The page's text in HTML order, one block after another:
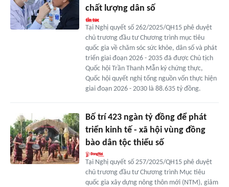
chất lượng dân số
Tại Nghị quyết số 262/2025/QH15 phê duyệt
chủ trương đầu tư Chương trình mục tiêu
quốc gia về chăm sóc sức khỏe, dân số và phát
triển giai đoạn 2026 - 2035 đã được Chủ tịch
Quốc hội Trần Thanh Mẫn ký chứng thực,
Quốc hội quyết nghị tổng nguồn vốn thực hiện
giai đoạn 2026 - 2030 là 88.635 tỷ đồng.
Bố trí 423 ngàn tỷ đồng để phát
triển kinh tế - xã hội vùng đồng
bào dân tộc thiểu số
Tại Nghị quyết số 257/2025/QH15 phê duyệt
chủ trương đầu tư Chương trình Mục tiêu
quốc gia xây dựng nông thôn mới (NTM), giảm